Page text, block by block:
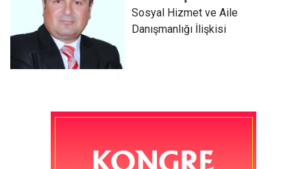
Sosyal Hizmet ve Aile
Danışmanlığı İlişkisi